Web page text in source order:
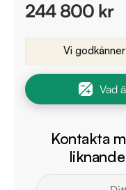
244 800 kr
Vi godkänner
Vad
Kontakta